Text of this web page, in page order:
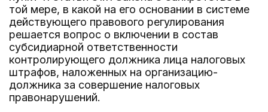
той мере, в какой на его основании в системе
действующего правового регулирования
решается вопрос о включении в состав
субсидиарной ответственности
контролирующего должника лица налоговых
штрафов, наложенных на организацию-
должника за совершение налоговых
правонарушений.